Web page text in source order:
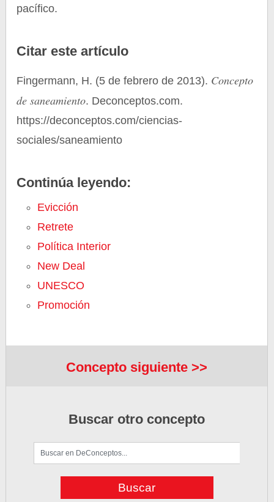
pacífico.
Citar este artículo
Fingermann, H. (5 de febrero de 2013). Concepto
de saneamiento. Deconceptos.com.
https://deconceptos.com/ciencias-
sociales/saneamiento
Continúa leyendo:
Evicción
Retrete
Política Interior
New Deal
UNESCO
Promoción
Concepto siguiente >>
Buscar otro concepto